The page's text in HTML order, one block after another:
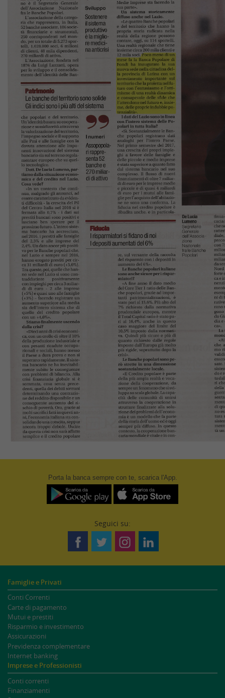
Porta la banca semprecon te, scarica l'App.
Seguici su:
Famiglie e Privati
Conti Correnti
Carte di pagamento
Mutui e prestiti
Risparmio e investimento
Assicurazioni
Previdenza complementare
Internet banking
Imprese e Professionisti
Conti correnti
Finanziamenti